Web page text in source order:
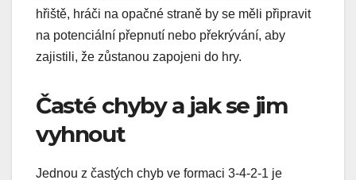
hřiště, hráči na opačné straně by se měli připravit
na potenciální přepnutí nebo překrývání, aby
zajistili, že zůstanou zapojeni do hry.
Časté chyby a jak se jim
vyhnout
Jednou z častých chyb ve formaci 3-4-2-1 je